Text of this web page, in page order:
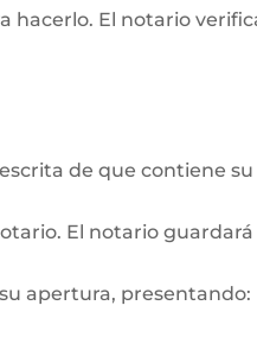
hacerlo. El notario
de que contiene su
El notario guardará
apertura, presentando: